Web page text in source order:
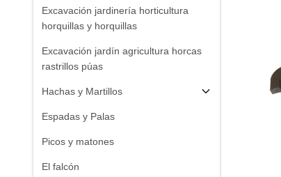
Excavación jardinería horticultura
horquillas y horquillas
Excavación jardín agricultura horcas
rastrillos púas
Hachas y Martillos
Espadas y Palas
Picos y matones
El falcón